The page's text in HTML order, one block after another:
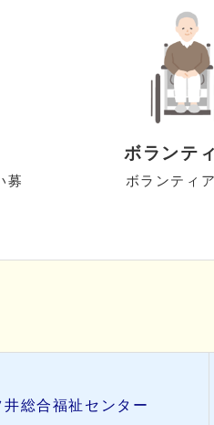
募
ボランテ
ボランティ
井総合福祉センター